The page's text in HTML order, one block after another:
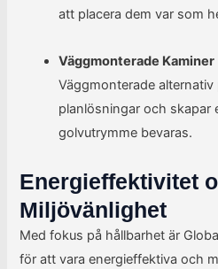
att placera dem var som
Väggmonterade Kaminer
Väggmonterade
planlösningar och skapar
golvutrymme bevaras.
Energieffektivitet
Miljövänlighet
Med fokus på hållbarhet är
för att vara energieffektiva och